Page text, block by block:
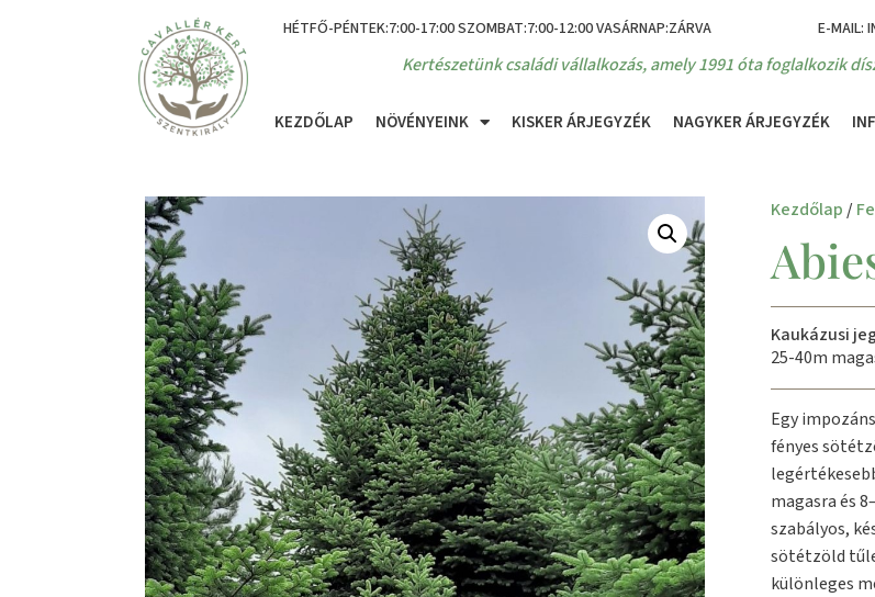
HÉTFŐ-PÉNTEK:7:00-17:00 SZOMBAT:7:00-12:00 VASÁRNAP:ZÁRVA E-MAIL:
Kertészetünk családi vállalkozás, amely 1991 óta foglalkozik
KEZDŐLAP NÖVÉNYEINK KISKER ÁRJEGYZÉK NAGYKER ÁRJEGYZÉK
Kezdőlap /
Kaukázusi
25-40m
Egy
fényes
magasra és
szabályos,
sötétzöld
különleges